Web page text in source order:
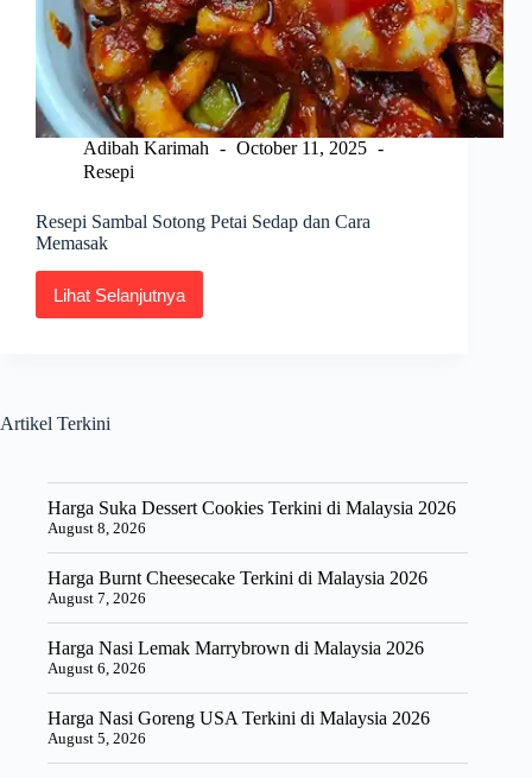
Adibah Karimah
October 11, 2025
Resepi
Resepi Sambal Sotong Petai Sedap dan Cara
Memasak
Lihat Selanjutnya
Resepi
Sambal
Artikel Terkini
Harga Suka Dessert Cookies Terkini di Malaysia 2026
August 8, 2026
Harga Burnt Cheesecake Terkini di Malaysia 2026
August 7, 2026
Harga Nasi Lemak Marrybrown di Malaysia 2026
August 6, 2026
Harga Nasi Goreng USA Terkini di Malaysia 2026
August 5, 2026